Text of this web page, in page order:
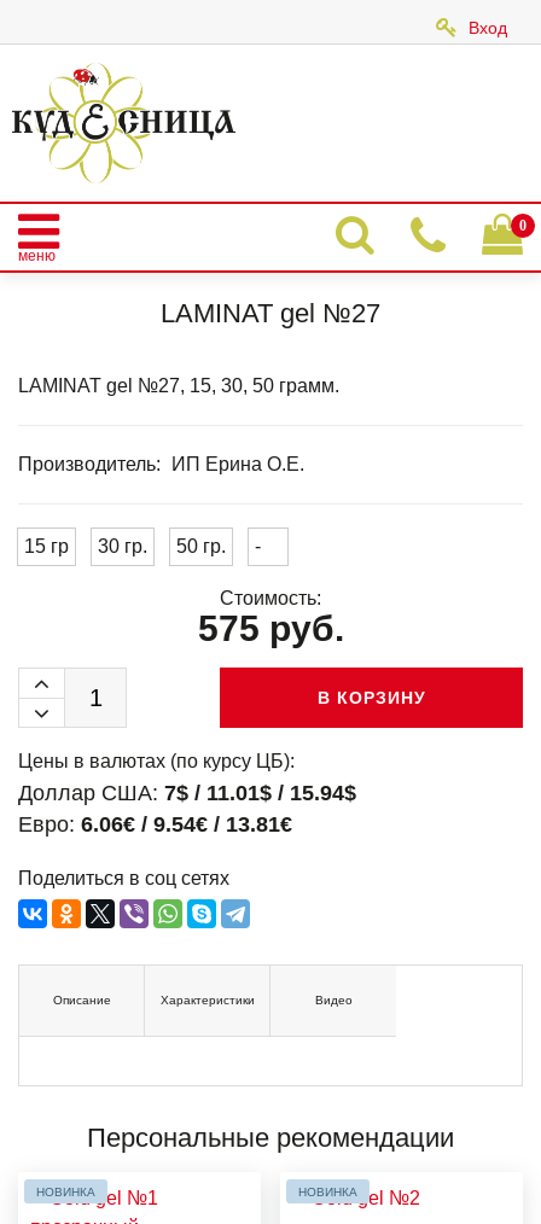
Вход
меню
0
LAMINAT gel №27
LAMINAT gel №27, 15, 30, 50 грамм.
Производитель: ИП Ерина О.Е.
15 гр 30 гр. 50 гр. -
Стоимость:
575 руб.
В КОРЗИНУ
Цены в валютах (по курсу ЦБ):
Доллар США: 7$ / 11.01$ / 15.94$
Евро: 6.06€ / 9.54€ / 13.81€
Поделиться в соц сетях
Описание Характеристики Видео
Персональные рекомендации
НОВИНКА НОВИНКА